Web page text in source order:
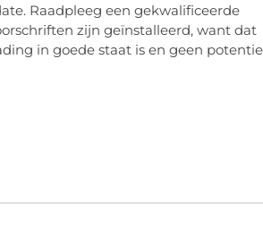
Raadpleeg een gekwalificeerde
zijn geïnstalleerd, want dat
in goede staat is en geen